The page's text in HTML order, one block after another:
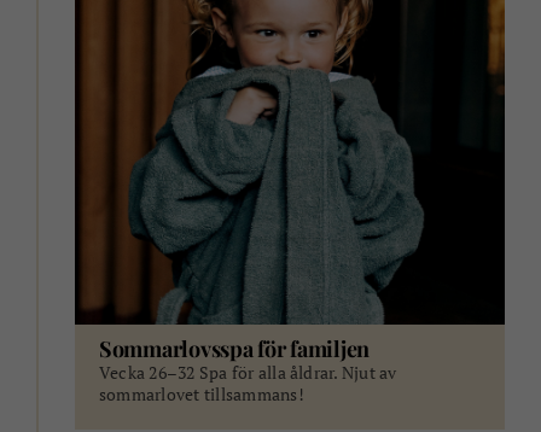
Sommarlovsspa för familjen
Vecka 26–32 Spa för alla åldrar. Njut av
sommarlovet tillsammans!